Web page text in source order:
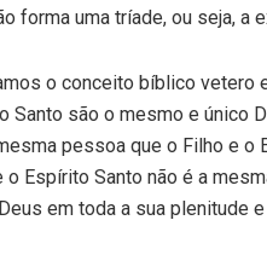
forma uma tríade, ou seja, a
o conceito bíblico vetero
Santo são o mesmo e único
pessoa que o Filho e o
o Espírito Santo não é a
em toda a sua plenitude